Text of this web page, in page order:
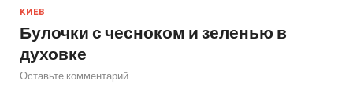
КИЕВ
Булочки с чесноком и зеленью в
духовке
Оставьте комментарий